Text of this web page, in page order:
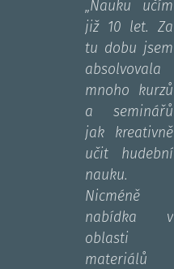
„Nauku učím
již 10 let. Za
tu dobu jsem
absolvovala
mnoho kurzů
a seminářů
jak kreativně
učit hudební
nauku.
Nicméně
nabídka v
oblasti
materiálů